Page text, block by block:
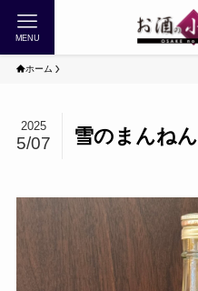
MENU
ホーム
雪のまんねん
2025
5/07